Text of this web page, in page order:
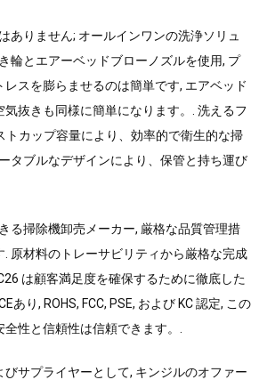
ありません; オールインワンの洗浄ソリュ
輪とエアーベッドブローノズルを使用, プ
スを膨らませるのは簡単です, エアベッド
抜きも同様に簡単になります。. 洗えるフ
トカップ容量により、効率的で衛生的な掃
タブルなデザインにより、保管と持ち運び
る掃除機卸売メーカー, 厳格な品質管理措
原材料のトレーサビリティから厳格な完成
は顧客満足度を確保するために徹底した
あり, ROHS, FCC, PSE, および KC 認定, この
性と信頼性は信頼できます。.
サプライヤーとして, キンジルのオファー